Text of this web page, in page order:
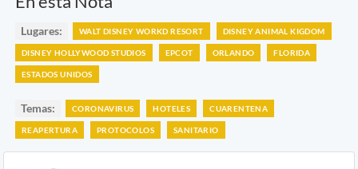
Lugares: WALT DISNEY WORKD RESORT DISNEY ANIMAL KIGDOM
DISNEY HOLLYWOOD STUDIOS EPCOT ORLANDO FLORIDA
ESTADOS UNIDOS
Temas: CORONAVIRUS HOTELES CUARENTENA
REAPERTURA PROTOCOLOS SANITARIO